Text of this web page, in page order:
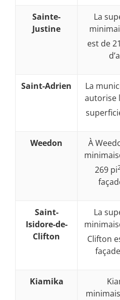
Sainte-
Justine
La
est de
Saint-Adrien
La
autorise
Weedon
À
269 pi
Saint-
Isidore-de-
Clifton
La
Clifton
Kiamika